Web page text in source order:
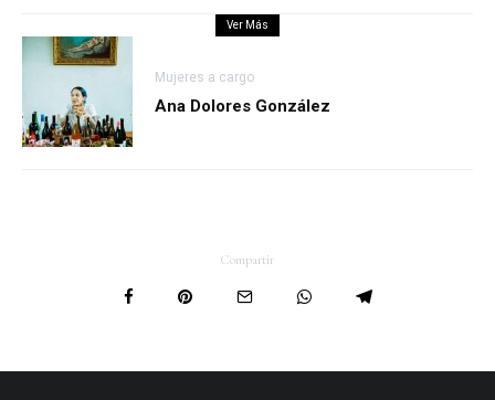
Ver Más
Mujeres a cargo
Ana Dolores González
Compartir